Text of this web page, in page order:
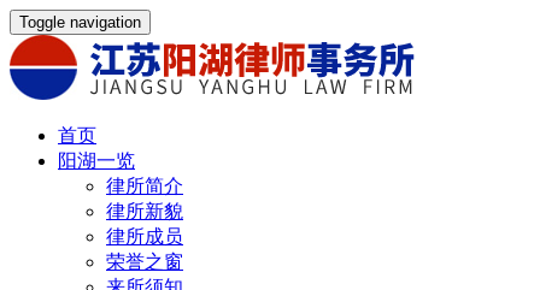
Toggle navigation
首页
阳湖一览
律所简介
律所新貌
律所成员
荣誉之窗